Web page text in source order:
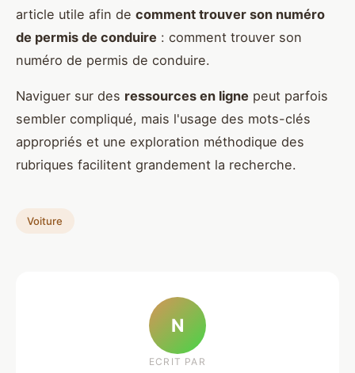
article utile afin de comment trouver son numéro
de permis de conduire : comment trouver son
numéro de permis de conduire.
Naviguer sur des ressources en ligne peut parfois
sembler compliqué, mais l'usage des mots-clés
appropriés et une exploration méthodique des
rubriques facilitent grandement la recherche.
Voiture
N
ECRIT PAR